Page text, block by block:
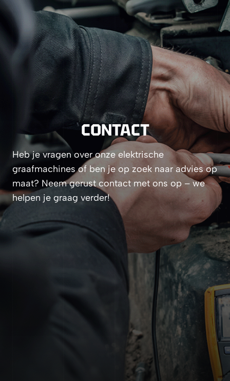
CONTACT
Heb je vragen over onze elektrische
graafmachines of ben je op zoek naar advies op
maat? Neem gerust contact met ons op – we
helpen je graag verder!